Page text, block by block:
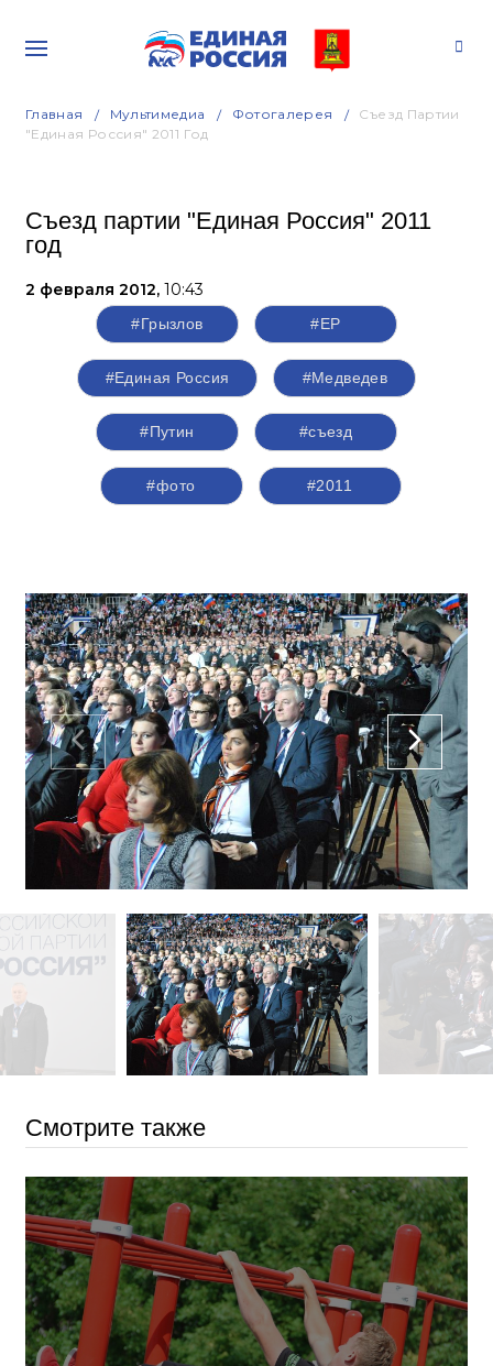
Главная Мультимедиа Фотогалерея
Съезд Партии
"Единая Россия" 2011 Год
Съезд партии "Единая Россия" 2011
год
2 февраля 2012, 10:43
#Грызлов #ЕР
#Единая Россия #Медведев
#Путин #съезд
#фото #2011
Смотрите также